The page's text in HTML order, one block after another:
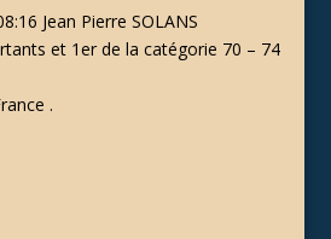
Jean Pierre SOLANS
et 1er de la catégorie 70 – 74
.